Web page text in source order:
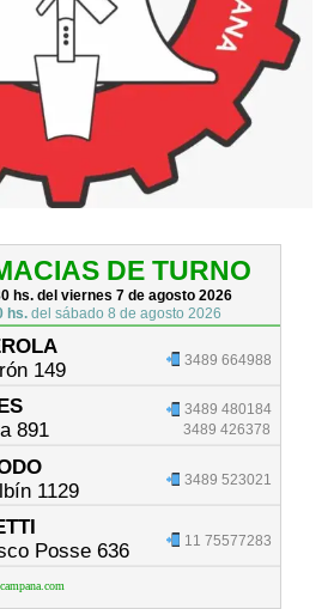
DE TURNO
hs. del viernes 7 de agosto 2026
hs. del sábado 8 de agosto 2026
149
3489 664988
891
3489 480184
3489 426378
1129
3489 523021
Posse 636
11 75577283